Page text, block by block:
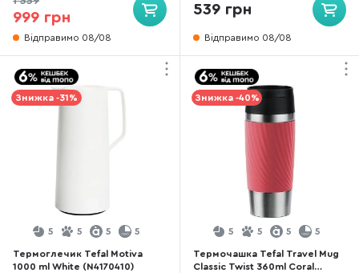
999 грн
Відправимо 08/08
539 грн
Відправимо 08/08
Знижка -31%
5 5 5 5
Термоглечик Tefal Motiva
1000 ml White (N4170410)
Знижка -40%
5 5 5 5
Термочашка Tefal Travel Mug
Classic Twist 360ml Coral